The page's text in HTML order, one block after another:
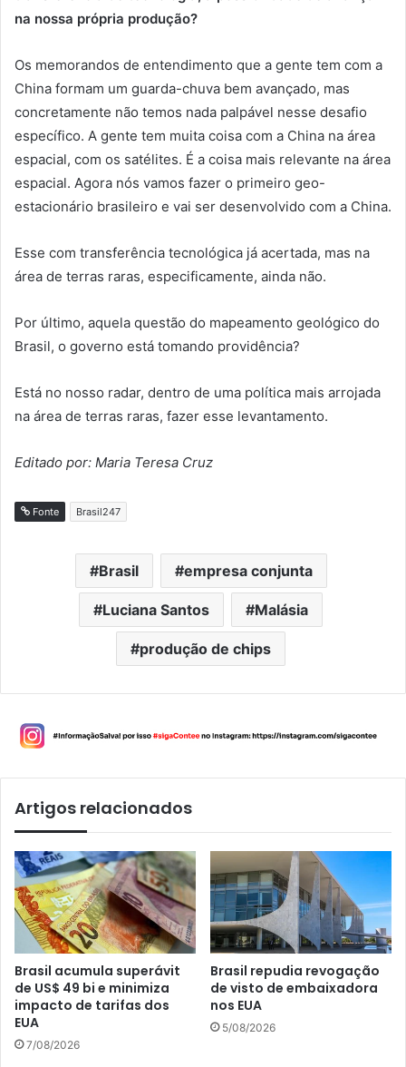
na nossa própria produção?
Os memorandos de entendimento que a gente tem com a
China formam um guarda-chuva bem avançado, mas
concretamente não temos nada palpável nesse desafio
específico. A gente tem muita coisa com a China na área
espacial, com os satélites. É a coisa mais relevante na área
espacial. Agora nós vamos fazer o primeiro geo-
estacionário brasileiro e vai ser desenvolvido com a China.
Esse com transferência tecnológica já acertada, mas na
área de terras raras, especificamente, ainda não.
Por último, aquela questão do mapeamento geológico do
Brasil, o governo está tomando providência?
Está no nosso radar, dentro de uma política mais arrojada
na área de terras raras, fazer esse levantamento.
Editado por: Maria Teresa Cruz
Fonte Brasil247
Brasil empresa conjunta
Luciana Santos Malásia
produção de chips
Artigos relacionados
Brasil acumula superávit
de US$ 49 bi e minimiza
impacto de tarifas dos
EUA
7/08/2026
Brasil repudia revogação
de visto de embaixadora
nos EUA
5/08/2026